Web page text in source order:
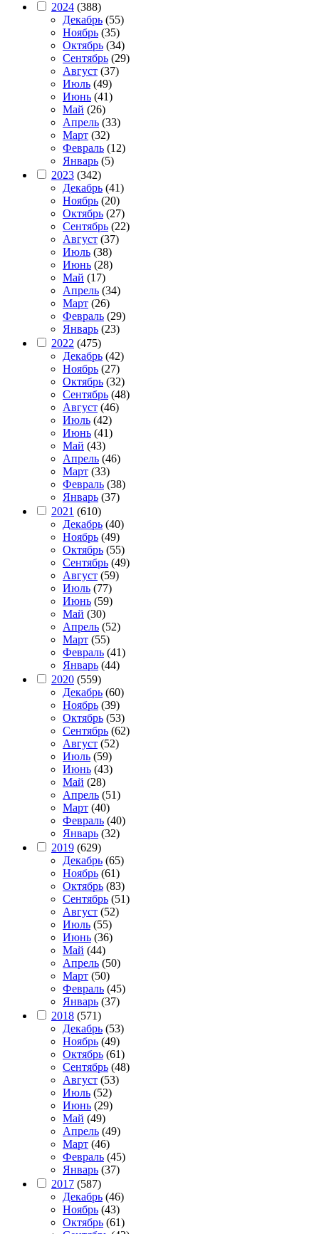
2024 (388)
Декабрь (55)
Ноябрь (35)
Октябрь (34)
Сентябрь (29)
Август (37)
Июль (49)
Июнь (41)
Май (26)
Апрель (33)
Март (32)
Февраль (12)
Январь (5)
2023 (342)
Декабрь (41)
Ноябрь (20)
Октябрь (27)
Сентябрь (22)
Август (37)
Июль (38)
Июнь (28)
Май (17)
Апрель (34)
Март (26)
Февраль (29)
Январь (23)
2022 (475)
Декабрь (42)
Ноябрь (27)
Октябрь (32)
Сентябрь (48)
Август (46)
Июль (42)
Июнь (41)
Май (43)
Апрель (46)
Март (33)
Февраль (38)
Январь (37)
2021 (610)
Декабрь (40)
Ноябрь (49)
Октябрь (55)
Сентябрь (49)
Август (59)
Июль (77)
Июнь (59)
Май (30)
Апрель (52)
Март (55)
Февраль (41)
Январь (44)
2020 (559)
Декабрь (60)
Ноябрь (39)
Октябрь (53)
Сентябрь (62)
Август (52)
Июль (59)
Июнь (43)
Май (28)
Апрель (51)
Март (40)
Февраль (40)
Январь (32)
2019 (629)
Декабрь (65)
Ноябрь (61)
Октябрь (83)
Сентябрь (51)
Август (52)
Июль (55)
Июнь (36)
Май (44)
Апрель (50)
Март (50)
Февраль (45)
Январь (37)
2018 (571)
Декабрь (53)
Ноябрь (49)
Октябрь (61)
Сентябрь (48)
Август (53)
Июль (52)
Июнь (29)
Май (49)
Апрель (49)
Март (46)
Февраль (45)
Январь (37)
2017 (587)
Декабрь (46)
Ноябрь (43)
Октябрь (61)